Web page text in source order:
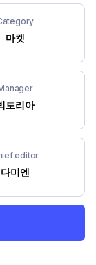
마켓
토리아
editor
다미엔